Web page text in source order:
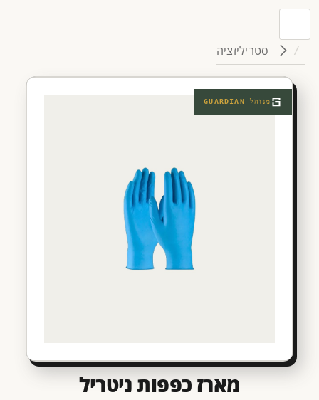
סטריליזציה
מנוהל GUARDIAN
מארז כפפות ניטריל